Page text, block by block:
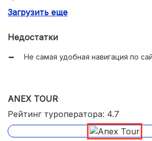
Разные варианты оплаты туров, в
Множество предложений раннего
Продажа книг на разные темы.
Загрузить еще
Недостатки
Не самая удобная навигация по
ANEX TOUR
Рейтинг туроператора: 4.7